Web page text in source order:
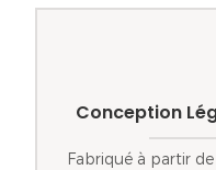
Conception
Fabriqué à partir